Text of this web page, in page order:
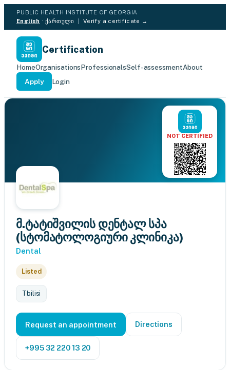
PUBLIC HEALTH INSTITUTE OF GEORGIA
English ·ქართული Verify a certificate →
Certification
HomeOrganisationsProfessionalsSelf-assessmentAbout
Apply
Login
NOT CERTIFIED
მ.ტატიშვილის დენტალ სპა
(სტომატოლოგიური კლინიკა)
Dental
Listed
Tbilisi
Request an appointment Directions
+995 32 220 13 20